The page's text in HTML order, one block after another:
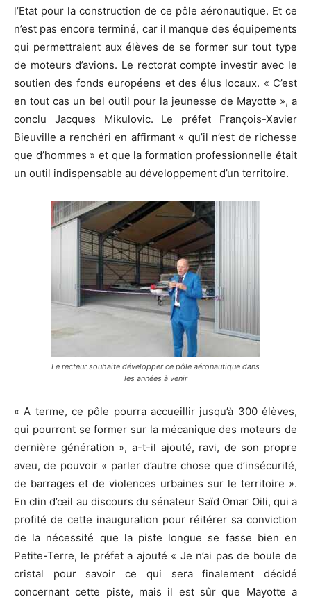
l’Etat pour la construction de ce pôle aéronautique. Et ce
n’est pas encore terminé, car il manque des équipements
qui permettraient aux élèves de se former sur tout type
de moteurs d’avions. Le rectorat compte investir avec le
soutien des fonds européens et des élus locaux. « C’est
en tout cas un bel outil pour la jeunesse de Mayotte », a
conclu Jacques Mikulovic. Le préfet François-Xavier
Bieuville a renchéri en affirmant « qu’il n’est de richesse
que d’hommes » et que la formation professionnelle était
un outil indispensable au développement d’un territoire.
Le recteur souhaite développer ce pôle aéronautique dans
les années à venir
« A terme, ce pôle pourra accueillir jusqu’à 300 élèves,
qui pourront se former sur la mécanique des moteurs de
dernière génération », a-t-il ajouté, ravi, de son propre
aveu, de pouvoir « parler d’autre chose que d’insécurité,
de barrages et de violences urbaines sur le territoire ».
En clin d’œil au discours du sénateur Saïd Omar Oili, qui a
profité de cette inauguration pour réitérer sa conviction
de la nécessité que la piste longue se fasse bien en
Petite-Terre, le préfet a ajouté « Je n’ai pas de boule de
cristal pour savoir ce qui sera finalement décidé
concernant cette piste, mais il est sûr que Mayotte a